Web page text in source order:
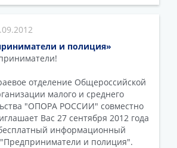
и общественные обсуждения
и полиция»
отделение Общероссийской
малого и среднего
"ОПОРА РОССИИ" совместно
Вас 27 сентября 2012 года
информационный
и полиция".